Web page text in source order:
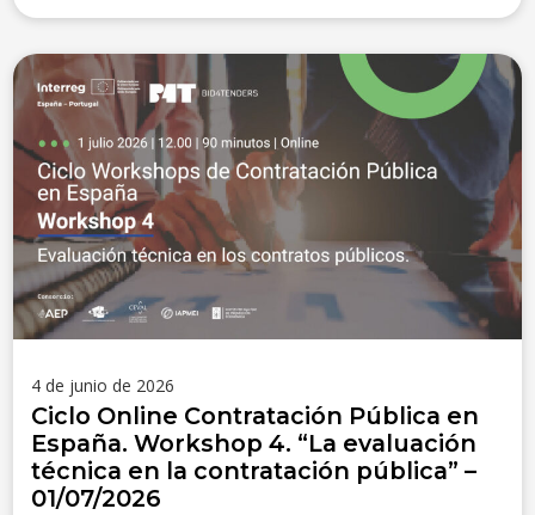
4 de junio de 2026
Ciclo Online Contratación Pública en
España. Workshop 4. “La evaluación
técnica en la contratación pública” –
01/07/2026